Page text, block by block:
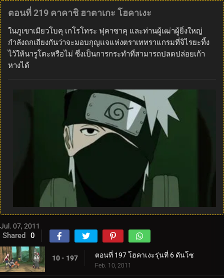
ตอนที่ 219 คาคาชิ ฮาตาเกะ โฮคาเงะ
ในภูเขาเมียวโบคุ เกโรโทระ ฟุคาซาคุ และท่านผู้เฒ่าผู้ยิ่งใหญ่
กำลังถกเถียงกันว่าจะมอบกุญแจแห่งตราเททราแกรมที่จิไรยะทิ้ง
ไว้ให้นารูโตะหรือไม่ ซึ่งเป็นการกระทำที่สามารถปลดปล่อยเก้า
หางได้
Jul. 07, 2011
Shared 0
10 - 197 ตอนที่ 197 โฮคาเงะรุ่นที่ 6 ดันโซ
Feb. 10, 2011